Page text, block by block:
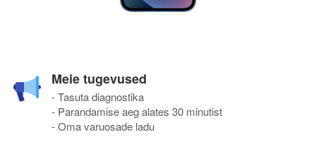
Meie tugevused
- Tasuta diagnostika
- Parandamise aeg alates 30 minutist
- Oma varuosade ladu